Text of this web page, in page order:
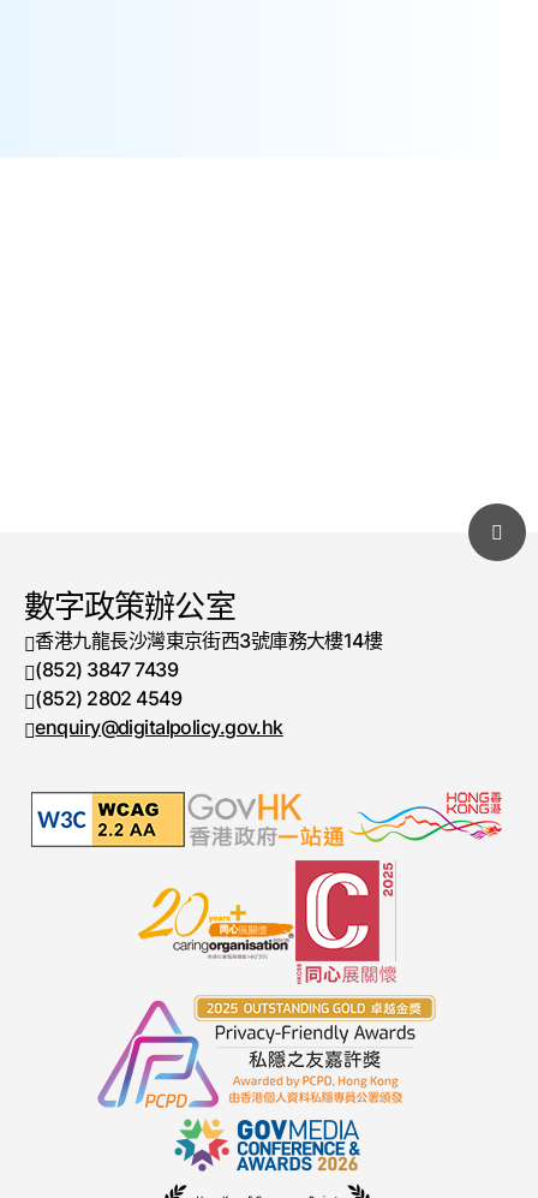
數字政策辦公室
香港九龍長沙灣東京街西3號庫務大樓14樓
電話號碼
(852) 3847 7439
傳真號碼
(852) 2802 4549
enquiry@digitalpolicy.gov.hk